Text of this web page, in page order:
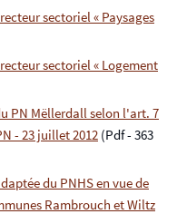
sectoriel « Paysages
sectoriel « Logement
PN Mëllerdall selon l'art. 7
- 23 juillet 2012 (Pdf - 363
du PNHS en vue de
Rambrouch et Wiltz